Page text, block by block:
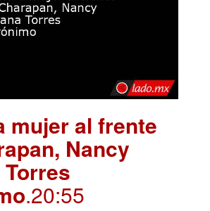
mujer al frente
Nancy
.20:55